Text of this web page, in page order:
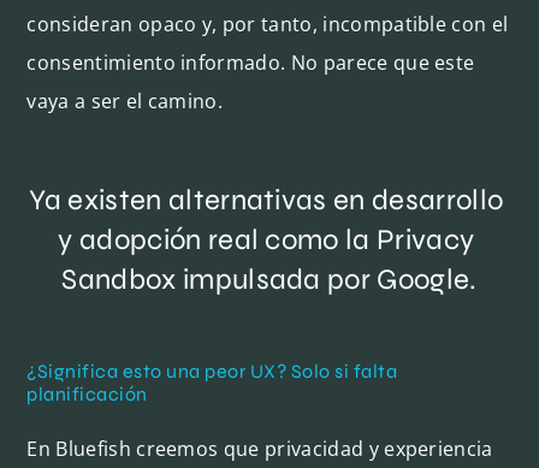
consideran opaco y, por tanto, incompatible con el
consentimiento informado. No parece que este
vaya a ser el camino.
Ya existen alternativas en desarrollo
y adopción real como la Privacy
Sandbox impulsada por Google.
¿Significa esto una peor UX? Solo si falta
planificación
En Bluefish creemos que privacidad y experiencia